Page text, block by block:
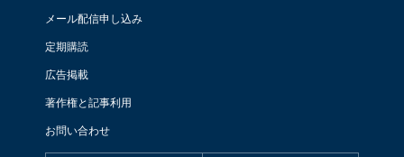
メール配信申し込み
定期購読
広告掲載
著作権と記事利用
お問い合わせ